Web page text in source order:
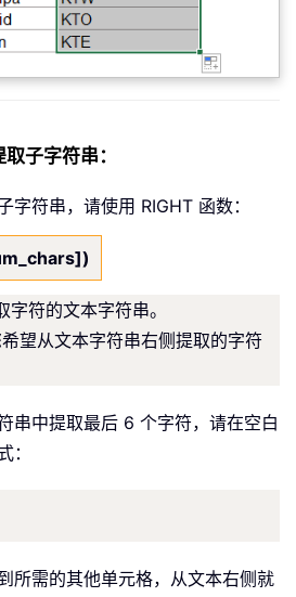
子字符串：
字符串，请使用 RIGHT 函数：
字符的文本字符串。
希望从文本字符串右侧提取的字符
串中提取最后 6 个字符，请在空白
：
所需的其他单元格，从文本右侧就